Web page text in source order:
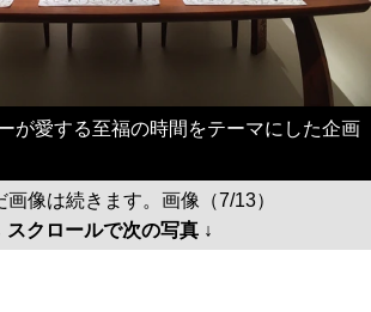
が愛する至福の時間をテーマにした企画
画像は続きます。画像（7/13）
スクロールで次の写真 ↓